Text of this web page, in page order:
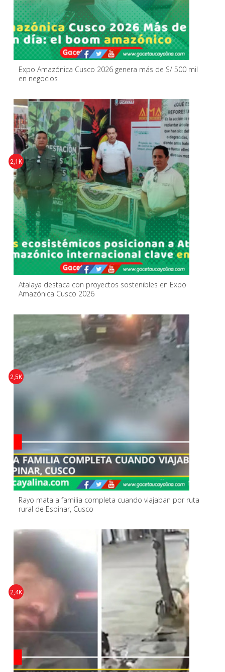
Expo Amazónica Cusco 2026 genera más de S/ 500 mil
en negocios
Atalaya destaca con proyectos sostenibles en Expo
Amazónica Cusco 2026
2,1K
Rayo mata a familia completa cuando viajaban por ruta
rural de Espinar, Cusco
2,5K
2,4K